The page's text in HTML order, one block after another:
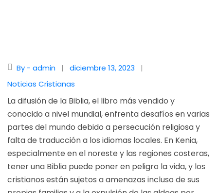
By - admin
diciembre 13, 2023
Noticias Cristianas
La difusión de la Biblia, el libro más vendido y
conocido a nivel mundial, enfrenta desafíos en varias
partes del mundo debido a persecución religiosa y
falta de traducción a los idiomas locales. En Kenia,
especialmente en el noreste y las regiones costeras,
tener una Biblia puede poner en peligro la vida, y los
cristianos están sujetos a amenazas incluso de sus